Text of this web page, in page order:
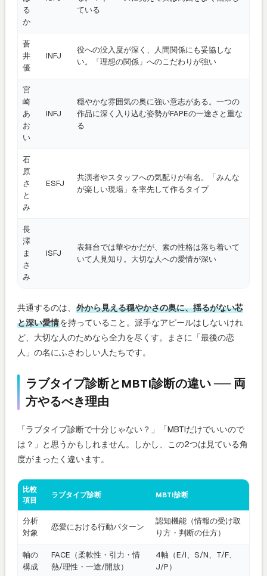
る
か
ている
蒼
井
優
INFJ
役への没入度が深く、人間関係にも妥協しな
い。「理想の関係」へのこだわりが強い
宮
崎
あ
お
い
INFJ
穏やかな雰囲気の奥に強い意志がある。一つの
作品に深く入り込む姿勢がFAPEの一途さと重な
る
石
原
さ
と
み
ESFJ
共演者やスタッフへの気配りが有名。「みんな
が楽しい現場」を率先して作るタイプ
長
澤
ま
さ
み
ISFJ
表舞台では華やかだが、素の性格は落ち着いて
いて人見知り。大切な人への愛情が深い
共通するのは、 外から見える穏やかさの奥に、揺るがない芯
と深い愛情を持っていること。派手なアピールはしないけれ
ど、大切な人のためなら全力を尽くす。まさに「最後の恋
人」の名にふさわしい人たちです。
ラブタイプ診断とMBTI診断の違い ── 両
方やるべき理由
「ラブタイプ診断で十分じゃない？」「MBTIだけでいいので
は？」と思うかもしれません。しかし、この2つは見ている角
度がまったく違います。
比較
項目
ラブタイプ診断 MBTI診断
分析
対象
恋愛における行動パターン
認知機能（情報の受け取
り方・判断の仕方）
軸の
構成
FACE（柔軟性・引力・情
熱/理性・一途/開放）
4軸（E/I、S/N、T/F、
J/P）